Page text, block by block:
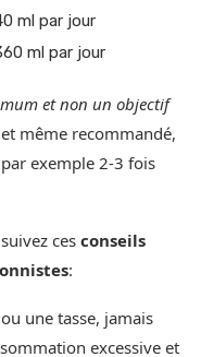
ml par jour
ml par jour
et non un objectif
même recommandé,
exemple 2-3 fois
ces conseils
:
une tasse, jamais
excessive et